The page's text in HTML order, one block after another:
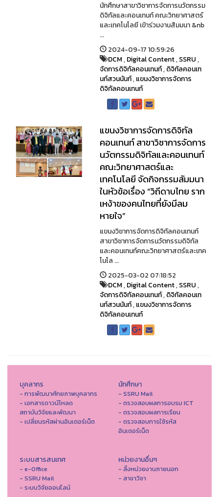
นักศึกษาสาขาวิชาการจัดการนวัตกรรม
ดิจิทัลและคอนเทนท์ คณะวิทยาศาสตร์
และเทคโนโลยี เข้าร่วมงานสัมมนา &nb
...
2024-09-17 10:59:26
DCM,Digital Content,SSRU,
จัดการดิจิทัลคอนเทนท์,ดิจิทัลคอนเท
นท์สวนนันท์,แขนงวิชาการจัดการ
ดิจิทัลคอนเทนท์
แขนงวิชาการจัดการดิจิทัล
คอนเทนท์ สาขาวิชาการจัดการ
นวัตกรรมดิจิทัลและคอนเทนท์
คณะวิทยาศาสตร์และ
เทคโนโลยี จัดกิจกรรมสัมมนา
ในหัวข้อเรื่อง “วิถีดาบไทย ราก
เหง้าของคนไทยที่ยังมีลม
หายใจ”
แขนงวิชาการจัดการดิจิทัลคอนเทนท์
สาขาวิชาการจัดการนวัตกรรมดิจิทัล
และคอนเทนท์คณะวิทยาศาสตร์และเทค
โนโล ...
2025-03-02 07:18:52
DCM,Digital Content,SSRU,
จัดการดิจิทัลคอนเทนท์,ดิจิทัลคอนเท
นท์สวนนันท์,แขนงวิชาการจัดการ
ดิจิทัลคอนเทนท์
บุคลากร
- การพัฒนาศักยภาพบุคลากร
- เอกสารดาวน์โหลด
สถาบันวิจัยและพัฒนา
- เปลี่ยนรหัสผ่านอินเตอร์เน็ต
นักศึกษา
- SSRU Mail
- ตรวจสอบผลการอบรม ICT
- ตรวจสอบผลการเรียน
- ตรวจสอบการใช้รหัส
อินเตอร์เน็ต
ระบบสารสนเทศ
- e-Office
- SSRU Mail
- ระบบวิจัยออนไลน์
หน่วยงานอื่นๆ
- ลิ้งหน่วยงานภายนอก
- สาขาวิชา